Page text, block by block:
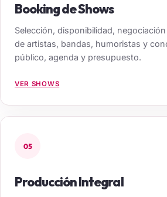
Booking de Shows
Selección, disponibilidad,
de artistas, bandas, humoristas y
público, agenda y presupuesto.
VER SHOWS
05
Producción Integral